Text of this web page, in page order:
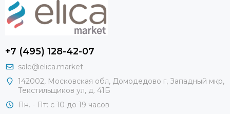
+7 (495) 128-42-07
sale@elica.market
142002, Московская обл, Домодедово г, Западный мкр,
Текстильщиков ул, д. 41Б
Пн. - Пт: с 10 до 19 часов